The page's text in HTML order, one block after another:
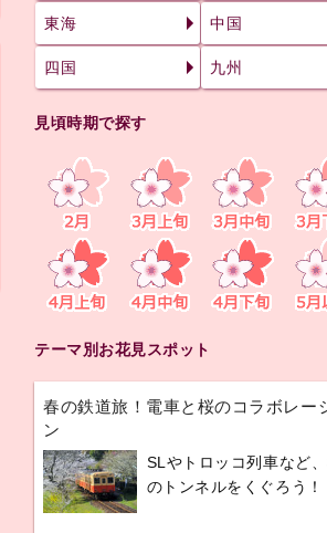
東海 中国
四国 九州
見頃時期で探す
テーマ別お花見スポット
春の鉄道旅！電車と桜のコラボレー
ン
SLやトロッコ列車など
のトンネルをくぐろう！